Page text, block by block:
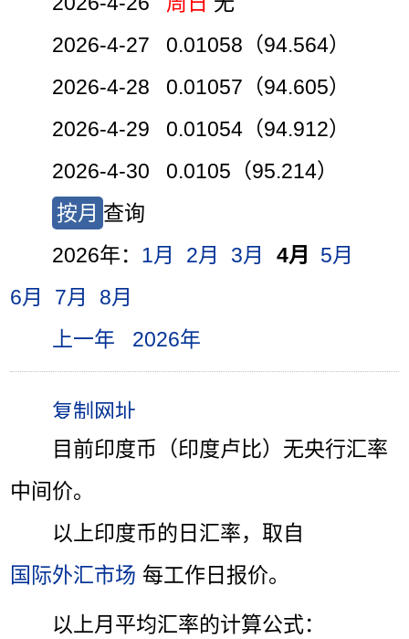
2026-4-27 0.01058（94.564）
2026-4-28 0.01057（94.605）
2026-4-29 0.01054（94.912）
2026-4-30 0.0105（95.214）
按月 查询
2026年： 1月 2月 3月 4月
5月
6月
7月
8月
上一年
2026年
目前印度币（印度卢比）无央行汇率
中间价。
以上印度币的日汇率，取自
国际外汇市场 每工作日报价。
以上月平均汇率的计算公式：